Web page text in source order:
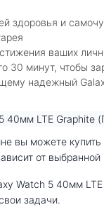
здоровья и
ваших
30 минут, чтобы
надежный
от
задачи.